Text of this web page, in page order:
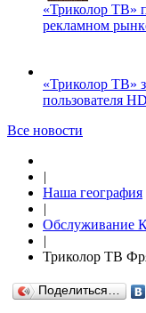
«Триколор ТВ»
рекламном
«Триколор ТВ»
пользователя
Все новости
|
Наша география
|
Обслуживание
|
Триколор ТВ
Поделиться…